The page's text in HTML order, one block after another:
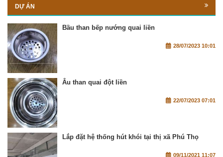
DỰ ÁN
Bầu than bếp nướng quai liền
28/07/2023 10:01
Âu than quai đột liền
22/07/2023 07:01
Lắp đặt hệ thống hút khói tại thị xã Phú Thọ
09/11/2021 11:07